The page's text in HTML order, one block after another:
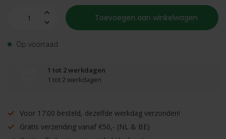
Toevoegen aan winkelwagen
Op voorraad
1 tot 2 werkdagen
1 tot 2 werkdagen
Voor 17:00 besteld, dezelfde werkdag verzonden!
Gratis verzending vanaf €50,- (NL & BE)